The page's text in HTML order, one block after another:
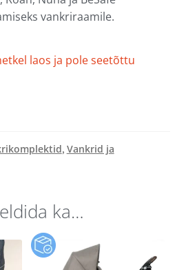
vankriraamile.
laos ja pole seetõttu
, Vankrid ja
ka…